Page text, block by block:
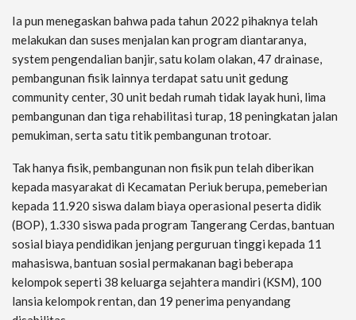
Ia pun menegaskan bahwa pada tahun 2022 pihaknya telah
melakukan dan suses menjalan kan program diantaranya,
system pengendalian banjir, satu kolam olakan, 47 drainase,
pembangunan fisik lainnya terdapat satu unit gedung
community center, 30 unit bedah rumah tidak layak huni, lima
pembangunan dan tiga rehabilitasi turap, 18 peningkatan jalan
pemukiman, serta satu titik pembangunan trotoar.
Tak hanya fisik, pembangunan non fisik pun telah diberikan
kepada masyarakat di Kecamatan Periuk berupa, pemeberian
kepada 11.920 siswa dalam biaya operasional peserta didik
(BOP), 1.330 siswa pada program Tangerang Cerdas, bantuan
sosial biaya pendidikan jenjang perguruan tinggi kepada 11
mahasiswa, bantuan sosial permakanan bagi beberapa
kelompok seperti 38 keluarga sejahtera mandiri (KSM), 100
lansia kelompok rentan, dan 19 penerima penyandang